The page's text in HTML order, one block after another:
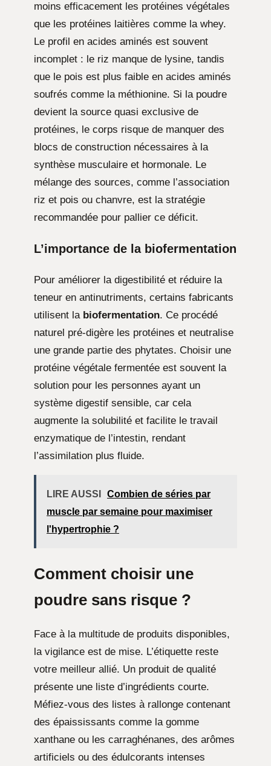
moins efficacement les protéines végétales
que les protéines laitières comme la whey.
Le profil en acides aminés est souvent
incomplet : le riz manque de lysine, tandis
que le pois est plus faible en acides aminés
soufrés comme la méthionine. Si la poudre
devient la source quasi exclusive de
protéines, le corps risque de manquer des
blocs de construction nécessaires à la
synthèse musculaire et hormonale. Le
mélange des sources, comme l’association
riz et pois ou chanvre, est la stratégie
recommandée pour pallier ce déficit.
L’importance de la biofermentation
Pour améliorer la digestibilité et réduire la
teneur en antinutriments, certains fabricants
utilisent la biofermentation. Ce procédé
naturel pré-digère les protéines et neutralise
une grande partie des phytates. Choisir une
protéine végétale fermentée est souvent la
solution pour les personnes ayant un
système digestif sensible, car cela
augmente la solubilité et facilite le travail
enzymatique de l’intestin, rendant
l’assimilation plus fluide.
LIRE AUSSI
Combien de séries par
muscle par semaine pour maximiser
l'hypertrophie ?
Comment choisir une
poudre sans risque ?
Face à la multitude de produits disponibles,
la vigilance est de mise. L’étiquette reste
votre meilleur allié. Un produit de qualité
présente une liste d’ingrédients courte.
Méfiez-vous des listes à rallonge contenant
des épaississants comme la gomme
xanthane ou les carraghénanes, des arômes
artificiels ou des édulcorants intenses